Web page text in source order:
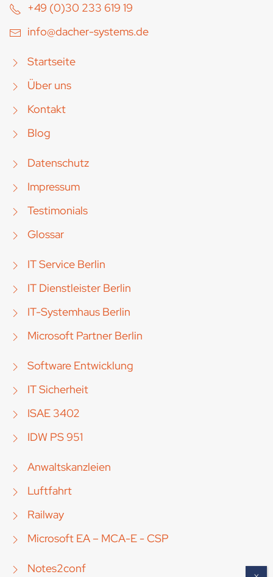
+49 (0)30 233 619 19
info@dacher-systems.de
Startseite
Über uns
Kontakt
Blog
Datenschutz
Impressum
Testimonials
Glossar
IT Service Berlin
IT Dienstleister Berlin
IT-Systemhaus Berlin
Microsoft Partner Berlin
Software Entwicklung
IT Sicherheit
ISAE 3402
IDW PS 951
Anwaltskanzleien
Luftfahrt
Railway
Microsoft EA – MCA-E - CSP
Notes2conf